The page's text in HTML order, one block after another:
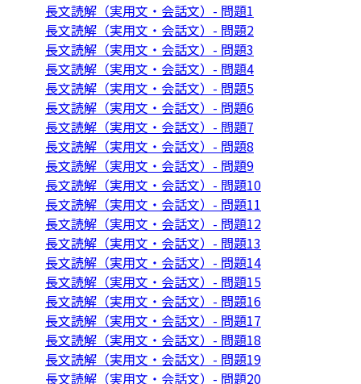
長文読解（実用文・会話文）- 問題1
長文読解（実用文・会話文）- 問題2
長文読解（実用文・会話文）- 問題3
長文読解（実用文・会話文）- 問題4
長文読解（実用文・会話文）- 問題5
長文読解（実用文・会話文）- 問題6
長文読解（実用文・会話文）- 問題7
長文読解（実用文・会話文）- 問題8
長文読解（実用文・会話文）- 問題9
長文読解（実用文・会話文）- 問題10
長文読解（実用文・会話文）- 問題11
長文読解（実用文・会話文）- 問題12
長文読解（実用文・会話文）- 問題13
長文読解（実用文・会話文）- 問題14
長文読解（実用文・会話文）- 問題15
長文読解（実用文・会話文）- 問題16
長文読解（実用文・会話文）- 問題17
長文読解（実用文・会話文）- 問題18
長文読解（実用文・会話文）- 問題19
長文読解（実用文・会話文）- 問題20